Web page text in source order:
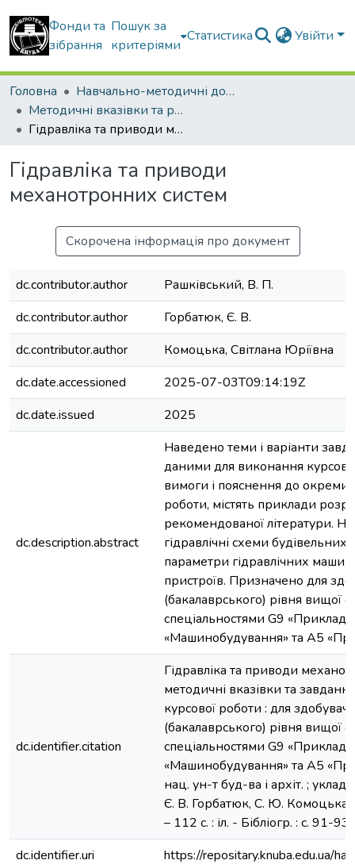
Фонди та
зібрання
Пошук за
критеріями
Статистика Увійти
Головна
Навчально-методичні документи
Методичні вказівки та рекомендації
Гідравліка та приводи механотронних систем
Гідравліка та приводи
механотронних систем
Скорочена інформація про документ
dc.contributor.author
Рашківський, В. П.
dc.contributor.author
Горбатюк, Є. В.
dc.contributor.author
Комоцька, Світлана Юріївна
dc.date.accessioned
2025-07-03T09:14:19Z
dc.date.issued
2025
dc.description.abstract
Наведено теми і варіанти
даними для виконання
вимоги і пояснення до
роботи, містять приклади
рекомендованої літератури.
гідравлічні схеми
параметри гідравлічних
пристроїв. Призначено для
(бакалаврського) рівня вищої
спеціальностями G9
«Машинобудування» та A5
dc.identifier.citation
Гідравліка та приводи
методичні вказівки та
курсової роботи : для
(бакалаврського) рівня вищої
спеціальностями G9
«Машинобудування» та A5
нац. ун-т буд-ва і архіт. ;
Є. В. Горбатюк, С. Ю.
– 112 с. : іл. - Бібліогр. : с. 91-93.
dc.identifier.uri
https://repositary.knuba.edu.ua/